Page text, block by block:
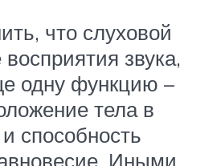
что слуховой
звука,
одну функцию –
тела в
способность
Иными